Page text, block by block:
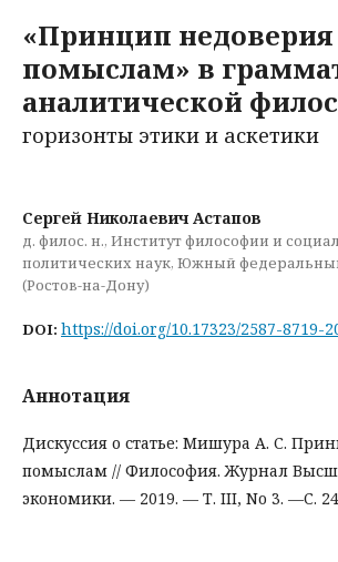
«Принцип недоверия
помыслам» в
аналитической
горизонты этики и аскетики
Сергей Николаевич Астапов
д. филос. н., Институт философии и
политических наук, Южный
(Ростов-на-Дону)
DOI: https://doi.org/10.17323/2587-8719-
Аннотация
Дискуссия о статье: Мишура А. С.
помыслам // Философия. Журнал
экономики. — 2019. — Т. III, No 3. —С.